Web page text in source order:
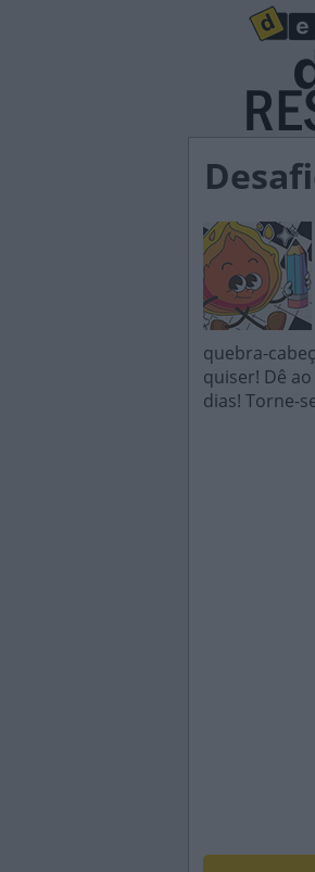
quebra-
quiser! Dê
dias! Torne-